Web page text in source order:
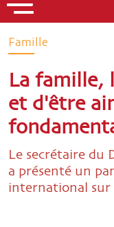
Famille
La famille,
et d'être
Le secrétaire du
a présenté un
international sur